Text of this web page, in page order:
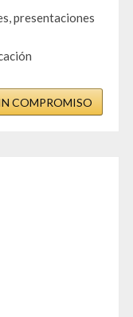
presentaciones
COMPROMISO